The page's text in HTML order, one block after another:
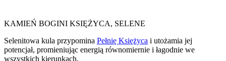
KAMIEŃ BOGINI KSIĘŻYCA, SELENE
Selenitowa kula przypomina Pełnię Księżyca i utożamia jej
potencjał, promieniując energią równomiernie i łagodnie we
wszystkich kierunkach.